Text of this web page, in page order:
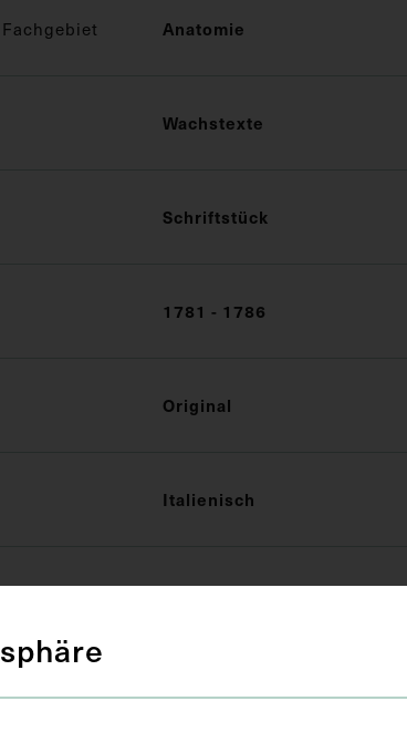
Anatomie
Wachstexte
Schriftstück
1781 - 1786
Original
Italienisch
Florenz